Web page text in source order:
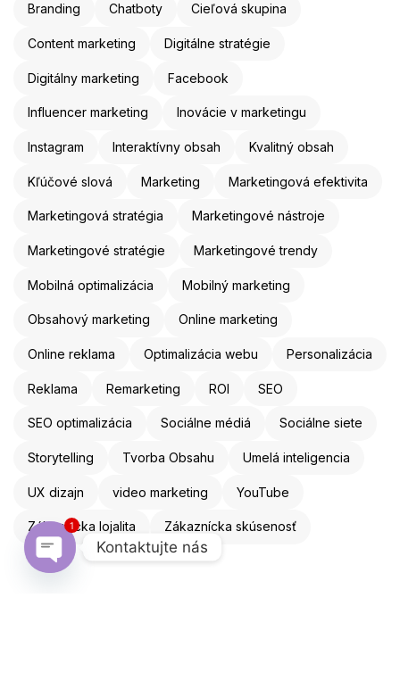
Branding Chatboty Cieľová skupina
Content marketing Digitálne stratégie
Digitálny marketing Facebook
Influencer marketing Inovácie v marketingu
Instagram Interaktívny obsah Kvalitný obsah
Kľúčové slová Marketing Marketingová efektivita
Marketingová stratégia Marketingové nástroje
Marketingové stratégie Marketingové trendy
Mobilná optimalizácia Mobilný marketing
Obsahový marketing Online marketing
Online reklama Optimalizácia webu Personalizácia
Reklama Remarketing ROI SEO
SEO optimalizácia Sociálne médiá Sociálne siete
Storytelling Tvorba Obsahu Umelá inteligencia
UX dizajn video marketing YouTube
Zákaznícka lojalita Zákaznícka skúsenosť
Kontaktujte nás
1